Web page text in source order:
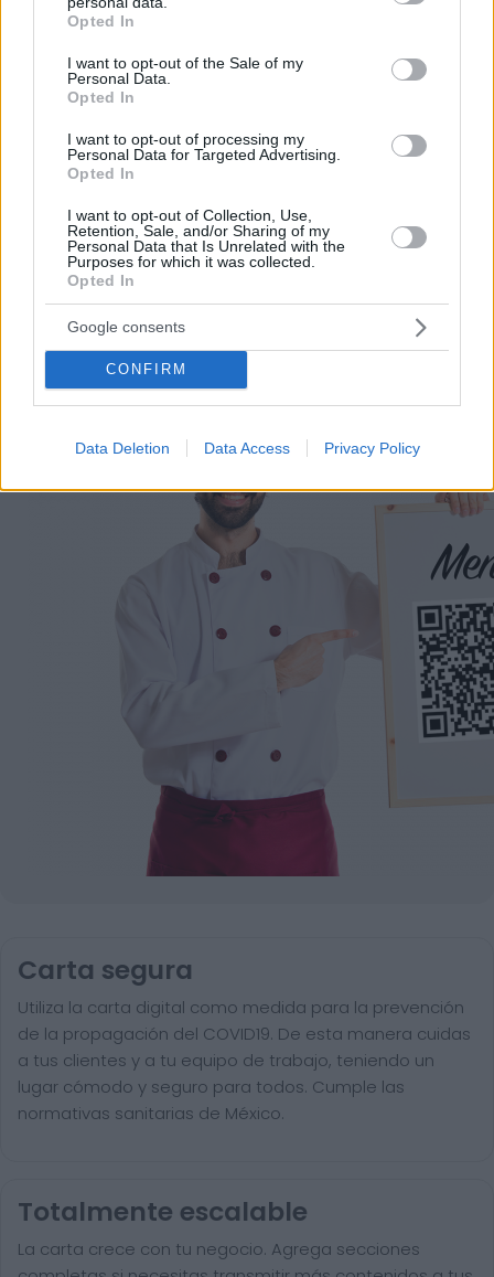
grant or deny consent to Google and its third-party tags to
use your data for below specified purposes in below Google
consent section.
Opted In
I want to opt-out of the Sale of my
Personal Data.
Opted In
I want to opt-out of processing my
Personal Data for Targeted Advertising.
Opted In
I want to opt-out of Collection, Use,
Retention, Sale, and/or Sharing of my
Personal Data that Is Unrelated with the
Purposes for which it was collected.
Opted In
Google consents
CONFIRM
Data Deletion Data Access Privacy Policy
menú a los consumidores a través del móvil.
Por eso hemos diseñado un sistema capaz de
ayudar a tu negocio a adaptarse a las
circunstancias actuales que nuestro país está
viviendo. Contamos con una carta de servicios
trabajo en tu negocio o empresa para que
puedas ofrecer a tus clientes la seguridad y el
apoyo que merecen. Llega la transformación
digital para quedarse. Menú digital QR para el
sector gastronómico de México con Recafy.
Carta segura
Utiliza la carta digital como medida para la prevención
de la propagación del COVID19. De esta manera cuidas
a tus clientes y a tu equipo de trabajo, teniendo un
lugar cómodo y seguro para todos. Cumple las
normativas sanitarias de México.
Totalmente escalable
La carta crece con tu negocio. Agrega secciones